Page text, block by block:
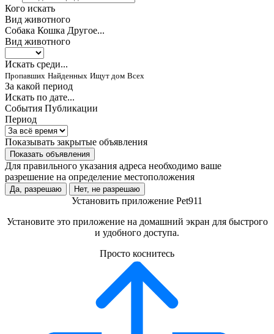
Кого искать
Вид животного
Собака Кошка Другое...
Вид животного
Искать среди...
Пропавших Найденных Ищут дом Всех
За какой период
Искать по дате...
События Публикации
Период
Показывать закрытые объявления
Показать объявления
Для правильного указания адреса необходимо ваше
разрешение на определение местоположения
Да, разрешаю Нет, не разрешаю
Установить приложение Pet911
Установите это приложение на домашний экран для быстрого
и удобного доступа.
Просто коснитесь